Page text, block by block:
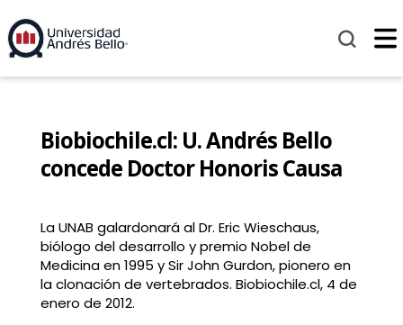
Biobiochile.cl: U. Andrés Bello
concede Doctor Honoris Causa
La UNAB galardonará al Dr. Eric Wieschaus,
biólogo del desarrollo y premio Nobel de
Medicina en 1995 y Sir John Gurdon, pionero en
la clonación de vertebrados. Biobiochile.cl, 4 de
enero de 2012.